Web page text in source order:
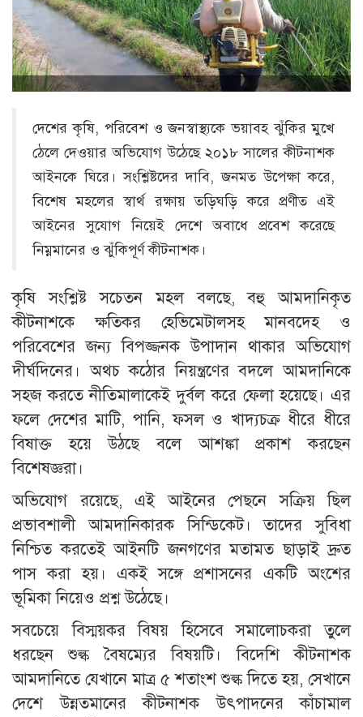
দেশের কৃষি, পরিবেশ ও জনস্বাস্থ্যকে ভয়াবহ ঝুঁকির মুখে
ঠেলে দেওয়ার অভিযোগ উঠেছে ২০১৮ সালের কীটনাশক
আইনকে ঘিরে। সংশ্লিষ্টদের দাবি, জনমত উপেক্ষা করে,
বিশেষ মহলের স্বার্থ রক্ষায় তড়িঘড়ি করে প্রণীত এই
আইনের সুযোগ নিয়েই দেশে অবাধে প্রবেশ করেছে
নিম্নমানের ও ঝুঁকিপূর্ণ কীটনাশক।
কৃষি সংশ্লিষ্ট সচেতন মহল বলছে, বহু আমদানিকৃত
কীটনাশকে ক্ষতিকর হেভিমেটালসহ মানবদেহ ও
পরিবেশের জন্য বিপজ্জনক উপাদান থাকার অভিযোগ
দীর্ঘদিনের। অথচ কঠোর নিয়ন্ত্রণের বদলে আমদানিকে
সহজ করতে নীতিমালাকেই দুর্বল করে ফেলা হয়েছে। এর
ফলে দেশের মাটি, পানি, ফসল ও খাদ্যচক্র ধীরে ধীরে
বিষাক্ত হয়ে উঠছে বলে আশঙ্কা প্রকাশ করছেন
বিশেষজ্ঞরা।
অভিযোগ রয়েছে, এই আইনের পেছনে সক্রিয় ছিল
প্রভাবশালী আমদানিকারক সিন্ডিকেট। তাদের সুবিধা
নিশ্চিত করতেই আইনটি জনগণের মতামত ছাড়াই দ্রুত
পাস করা হয়। একই সঙ্গে প্রশাসনের একটি অংশের
ভূমিকা নিয়েও প্রশ্ন উঠেছে।
সবচেয়ে বিস্ময়কর বিষয় হিসেবে সমালোচকরা তুলে
ধরছেন শুল্ক বৈষম্যের বিষয়টি। বিদেশি কীটনাশক
আমদানিতে যেখানে মাত্র ৫ শতাংশ শুল্ক দিতে হয়, সেখানে
দেশে উন্নতমানের কীটনাশক উৎপাদনের কাঁচামাল